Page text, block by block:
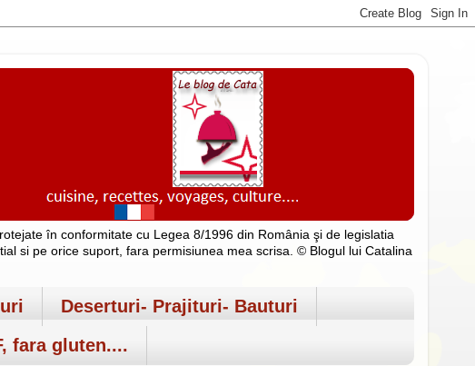
în conformitate cu Legea 8/1996 din România şi de legislatia
si pe orice suport, fara permisiunea mea scrisa. © Blogul lui Catalina
Deserturi- Prajituri- Bauturi
fara gluten....